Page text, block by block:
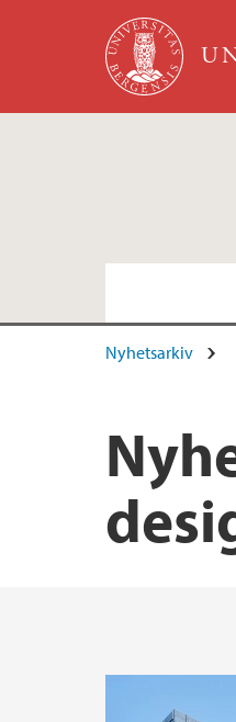
Hopp til hovedinnhold
Nyhetsarkiv